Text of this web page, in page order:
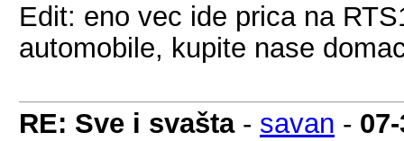
Edit: eno vec ide prica na
automobile, kupite nase
RE: Sve i svašta- savan -